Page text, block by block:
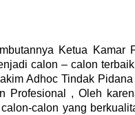
Ketua Kamar
calon – calon
Adhoc Tindak
Profesional , Oleh
calon yang